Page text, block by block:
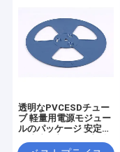
透明なPVCESDチュー
ブ 軽量用電源モジュー
ルのパッケージ 安定し
度